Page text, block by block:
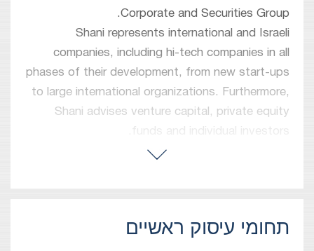
Corporate and Securities Group.
Shani represents international and Israeli
companies, including hi-tech companies in all
phases of their development, from new start-ups
to large international organizations. Furthermore,
Shani advises venture capital, private equity
Her practice includes venture capital and private
תחומי עיסוק ראשיים